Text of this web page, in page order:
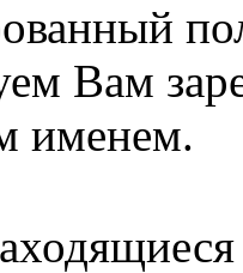
Вам
именем.